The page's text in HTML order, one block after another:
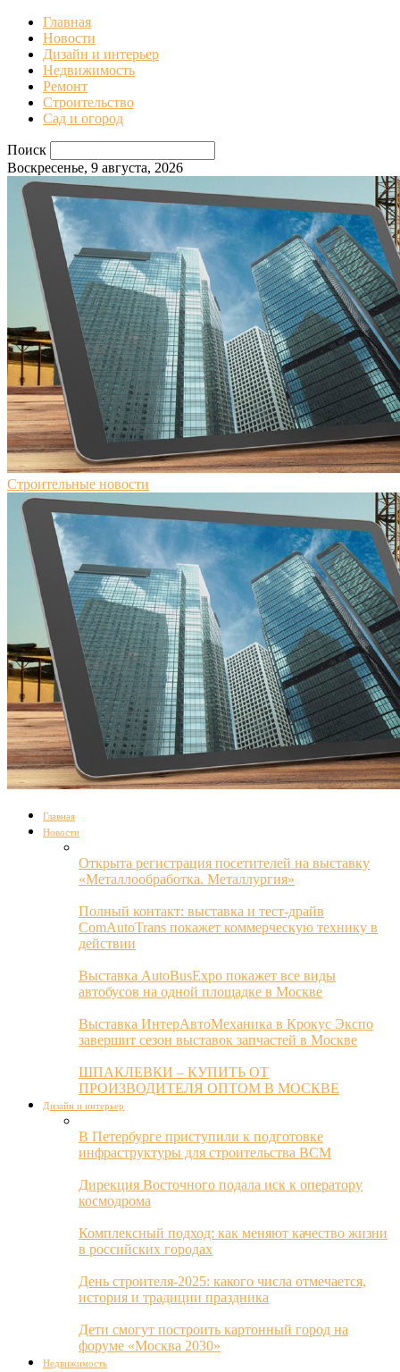
Главная
Новости
Дизайн и интерьер
Недвижимость
Ремонт
Строительство
Сад и огород
Поиск
Воскресенье, 9 августа, 2026
Строительные новости
Главная
Новости
Открыта регистрация посетителей на выставку
«Металлообработка. Металлургия»
Полный контакт: выставка и тест-драйв
ComAutoTrans покажет коммерческую технику в
действии
Выставка AutoBusExpo покажет все виды
автобусов на одной площадке в Москве
Выставка ИнтерАвтоМеханика в Крокус Экспо
завершит сезон выставок запчастей в Москве
ШПАКЛЕВКИ – КУПИТЬ ОТ
ПРОИЗВОДИТЕЛЯ ОПТОМ В МОСКВЕ
Дизайн и интерьер
В Петербурге приступили к подготовке
инфраструктуры для строительства ВСМ
Дирекция Восточного подала иск к оператору
космодрома
Комплексный подход: как меняют качество жизни
в российских городах
День строителя-2025: какого числа отмечается,
история и традиции праздника
Дети смогут построить картонный город на
форуме «Москва 2030»
Недвижимость